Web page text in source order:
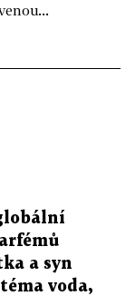
a syn
voda,